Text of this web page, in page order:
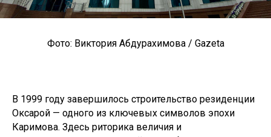
Фото: Виктория Абдурахимова / Gazeta
В 1999 году завершилось строительство резиденции
Оксарой — одного из ключевых символов эпохи
Каримова. Здесь риторика величия и